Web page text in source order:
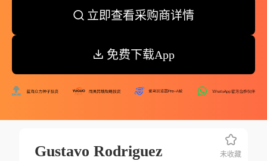
立即查看采购商详情
免费下载App
Gustavo Rodriguez 未收藏